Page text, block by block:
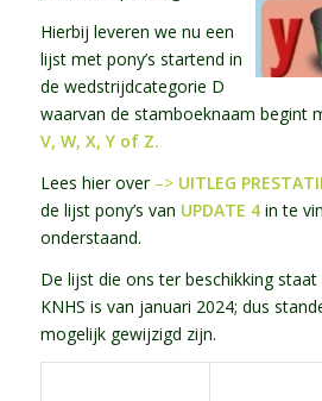
Hierbij leveren we nu een
lijst met pony’s startend in
de wedstrijdcategorie D
waarvan de stamboeknaam begint
V, W, X, Y of Z.
Lees hier over –> UITLEG
de lijst pony’s van UPDATE 4in te
onderstaand.
De lijst die ons ter beschikking
KNHS is van januari 2024; dus
mogelijk gewijzigd zijn.